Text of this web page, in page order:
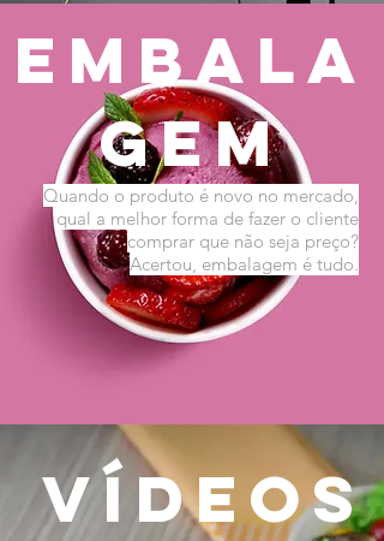
embala
gem
Quando o produto é novo no mercado,
qual a melhor forma de fazer o cliente
comprar que não seja preço?
Acertou, embalagem é tudo.
vídeos